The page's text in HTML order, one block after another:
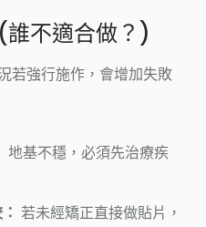
不適合做？)
若強行施作，會增加失敗
地基不穩，必須先治療疾
若未經矯正直接做貼片，